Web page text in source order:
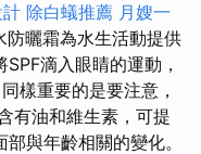
計 除白蟻推薦 月嫂一
防曬霜為水生活動提供
滴入眼睛的運動，
同樣重要的是要注意，
有油和維生素，可提
與年齡相關的變化。